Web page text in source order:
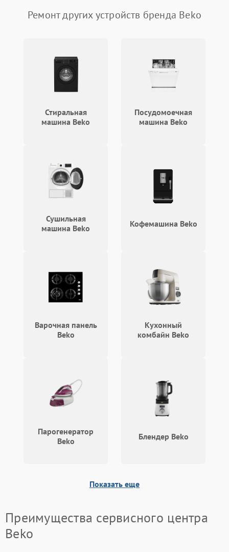
Ремонт других устройств бренда Beko
Стиральная
машина Beko
Посудомоечная
машина Beko
Сушильная
машина Beko
Кофемашина Beko
Варочная панель
Beko
Кухонный
комбайн Beko
Парогенератор
Beko
Блендер Beko
Показать еще
Преимущества сервисного центра
Beko